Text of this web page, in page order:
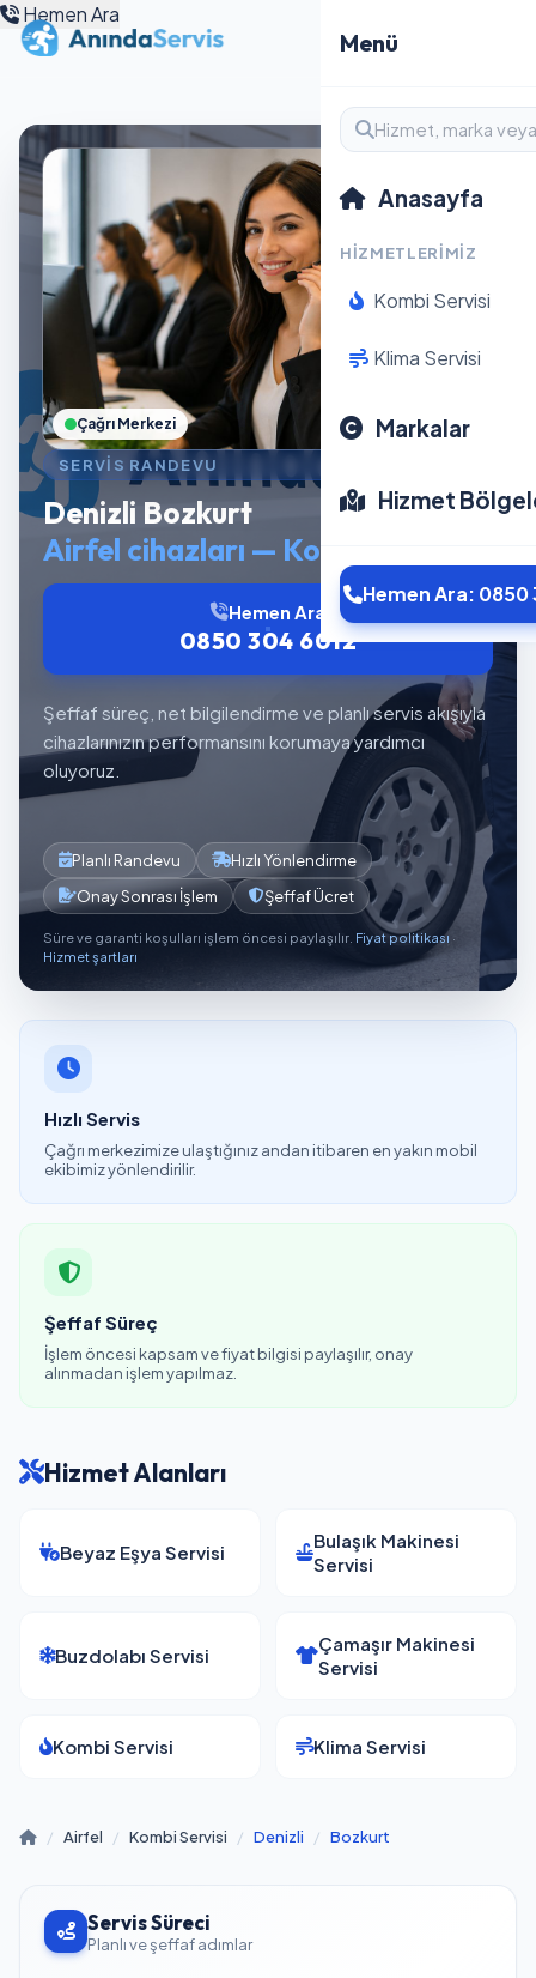
Menü
Anasayfa
HIZMETLERIMIZ
Kombi Servisi
Klima Servisi
Markalar
Hizmet
Hemen Ara: 0850
Hemen Ara
SERVIS RANDEVU
Denizli Bozkurt
Airfel cihazları — Kombi Servisi
Şeffaf süreç, net bilgilendirme ve planlı servis akışıyla
cihazlarınızın performansını korumaya yardımcı
oluyoruz.
Hemen Ara
0850 304 6012
Planlı Randevu
Hızlı Yönlendirme
Onay Sonrası İşlem
Şeffaf Ücret
Süre ve garanti koşulları işlem öncesi paylaşılır. Fiyat politikası ·
Hizmet şartları
Çağrı Merkezi
Hızlı Servis
Çağrı merkezimize ulaştığınız andan itibaren en yakın mobil
ekibimiz yönlendirilir.
Şeffaf Süreç
İşlem öncesi kapsam ve fiyat bilgisi paylaşılır, onay
alınmadan işlem yapılmaz.
Hizmet Alanları
Beyaz Eşya Servisi
Bulaşık Makinesi
Servisi
Buzdolabı Servisi
Çamaşır Makinesi
Servisi
Kombi Servisi Klima Servisi
/ Airfel / Kombi Servisi / Denizli / Bozkurt
Servis Süreci
Planlı ve şeffaf adımlar